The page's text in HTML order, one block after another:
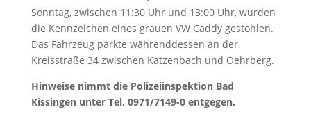
Sonntag, zwischen 11:30 Uhr und 13:00 Uhr, wurden
die Kennzeichen eines grauen VW Caddy gestohlen.
Das Fahrzeug parkte währenddessen an der
Kreisstraße 34 zwischen Katzenbach und Oehrberg.
Hinweise nimmt die Polizeiinspektion Bad
Kissingen unter Tel. 0971/7149-0 entgegen.